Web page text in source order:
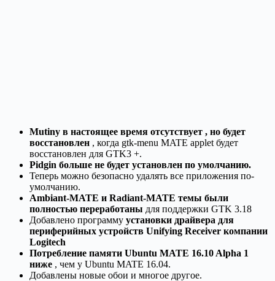
Mutiny в настоящее время отсутствует , но будет
восстановлен , когда gtk-menu MATE applet будет
восстановлен для GTK3 +.
Pidgin больше не будет установлен по умолчанию.
Теперь можно безопасно удалять все приложения по-
умолчанию.
Ambiant-MATE и Radiant-MATE темы были
полностью переработаны для поддержки GTK 3.18
Добавлено программу установки драйвера для
периферийных устройств Unifying Receiver компании
Logitech
Потребление памяти Ubuntu MATE 16.10 Alpha 1
ниже , чем у Ubuntu MATE 16.04.
Добавлены новые обои и многое другое.